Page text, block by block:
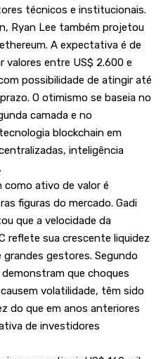
técnicos e institucionais.
Ryan Lee também projetou
A expectativa é de
valores entre US$ 2.600 e
possibilidade de atingir até
O otimismo se baseia no
camada e no
blockchain em
inteligência
ativo de valor é
figuras do mercado. Gadi
que a velocidade da
reflete sua crescente liquidez
gestores. Segundo
que choques
volatilidade, têm sido
do que em anos anteriores
de investidores